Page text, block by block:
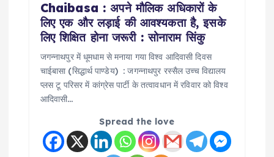
Chaibasa : अपने मौलिक अधिकारों के
लिए एक और लड़ाई की आवश्यकता है, इसके
लिए शिक्षित होना जरूरी : सोनाराम सिंकु
जगन्नाथपुर में धूमधाम से मनाया गया विश्व आदिवासी दिवस
चाईबासा (सिद्धार्थ पाण्डेय) : जगन्नाथपुर रस्सैल उच्च विद्यालय
प्लस टू परिसर में कांग्रेस पार्टी के तत्वावधान में रविवार को विश्व
आदिवासी…
Spread the love